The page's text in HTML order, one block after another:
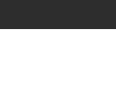
to